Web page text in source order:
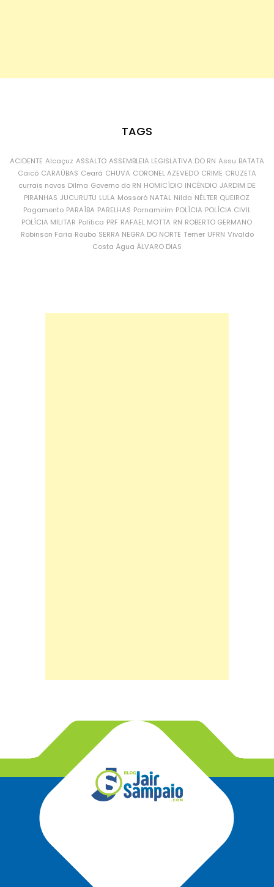
TAGS
ACIDENTE Alcaçuz ASSALTO ASSEMBLEIA LEGISLATIVA DO RN Assu BATATA
Caicó CARAÚBAS Ceará CHUVA CORONEL AZEVEDO CRIME CRUZETA
currais novos Dilma Governo do RN HOMICÍDIO INCÊNDIO JARDIM DE
PIRANHAS JUCURUTU LULA Mossoró NATAL Nilda NÉLTER QUEIROZ
Pagamento PARAÍBA PARELHAS Parnamirim POLÍCIA POLÍCIA CIVIL
POLÍCIA MILITAR Política PRF RAFAEL MOTTA RN ROBERTO GERMANO
Robinson Faria Roubo SERRA NEGRA DO NORTE Temer UFRN Vivaldo
Costa Água ÁLVARO DIAS